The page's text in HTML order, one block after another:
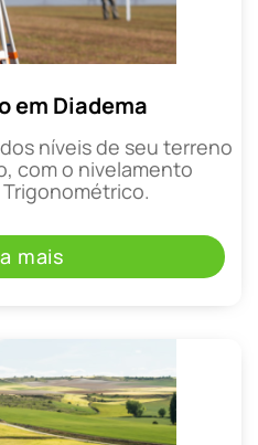
em Diadema
níveis de seu terreno
com o nivelamento
mais